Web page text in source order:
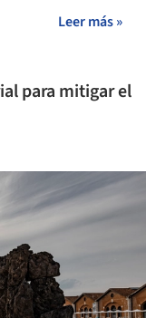
Leer más »
para mitigar el